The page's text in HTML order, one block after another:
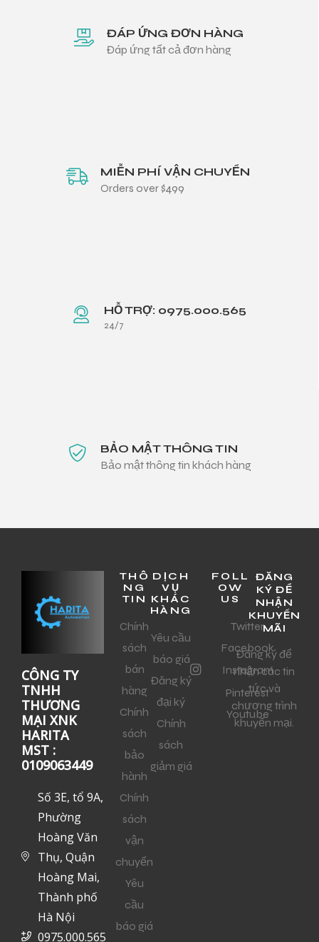
ĐÁP ỨNG ĐƠN HÀNG
Đáp ứng tất cả đơn hàng
MIỄN PHÍ VẬN CHUYỂN
Orders over $499
HỖ TRỢ: 0975.000.565
24/7
BẢO MẬT THÔNG TIN
Bảo mật thông tin khách hàng
CÔNG TY
TNHH
THƯƠNG
MẠI XNK
HARITA
MST :
0109063449
Số 3E, tổ 9A,
Phường
Hoàng Văn
Thụ, Quận
Hoàng Mai,
Thành phố
Hà Nội
0975.000.565
THÔ
NG
TIN
Chính
sách
bán
hàng
Chính
sách
bảo
hành
Chính
sách
vận
chuyển
Yêu
cầu
báo giá
DỊCH
VỤ
KHÁC
HÀNG
Yêu cầu
báo giá
Đăng ký
đại ký
Chính
sách
giảm giá
FOLL
OW
US
Twitter
Facebook
Instagram
Pinterest
Youtube
ĐĂNG
KÝ ĐỂ
NHẬN
KHUYẾN
MÃI
Đăng ký để
nhận các tin
tức và
chương trình
khuyến mại.